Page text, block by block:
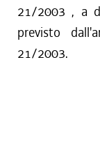
21/2003 , a
previsto
21/2003.